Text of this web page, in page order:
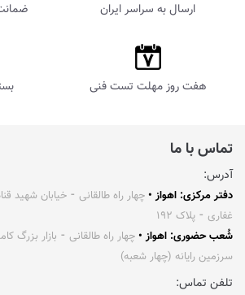
ارسال به سراسر ایران
هفت روز مهلت تست فنی
تماس با ما
آدرس:
دفتر مرکزی: اهواز • چهار راه طالقانی ⁃ خیابان شهید
غفاری ⁃ پلاک ۱۹۲
شُعب حضوری: اهواز • چهار راه طالقانی ⁃ بازار بزرگ
سرزمین رایانه (چهار شعبه)
تلفن تماس: